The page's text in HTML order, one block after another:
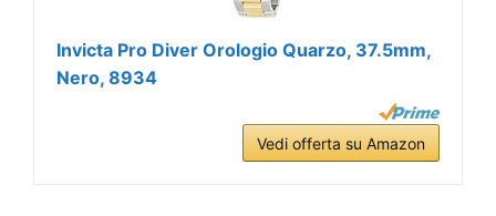
Invicta Pro Diver Orologio Quarzo, 37.5mm,
Nero, 8934
Vedi offerta su Amazon